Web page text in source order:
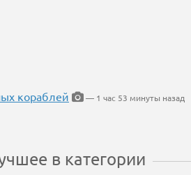
кораблей — 1 час 53 минуты назад
в категории